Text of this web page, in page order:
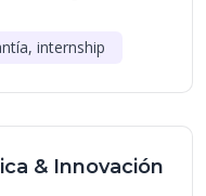
internship
& Innovación